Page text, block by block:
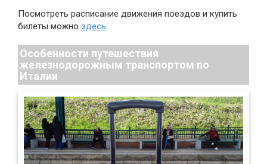
Посмотреть расписание движения поездов и купить
билеты можно здесь.
Особенности путешествия
железнодорожным транспортом по
Италии